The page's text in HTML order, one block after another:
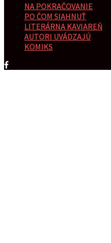
NA POKRAČOVANIE
PO ČOM SIAHNUŤ
LITERÁRNA KAVIAREŇ
AUTORI UVÁDZAJÚ
KOMIKS